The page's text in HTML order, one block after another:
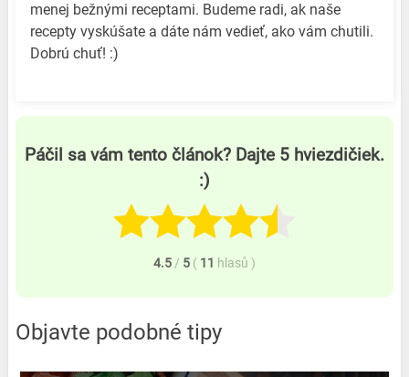
menej bežnými receptami. Budeme radi, ak naše
recepty vyskúšate a dáte nám vedieť, ako vám chutili.
Dobrú chuť! :)
Páčil sa vám tento článok? Dajte 5 hviezdičiek.
:)
4.5 / 5 ( 11 hlasů )
Objavte podobné tipy